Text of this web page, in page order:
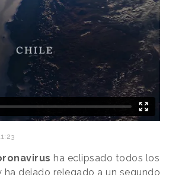
ha eclipsado todos los
dejado relegado a un segundo